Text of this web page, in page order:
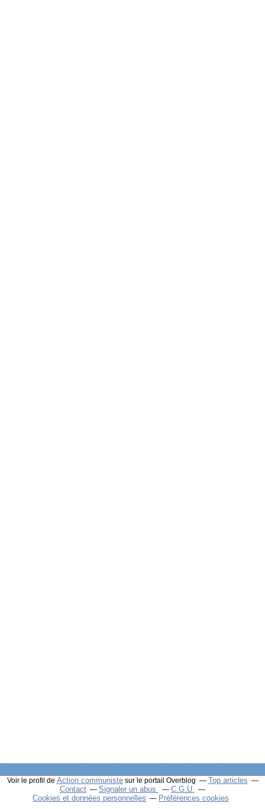
Voir le profil de Action communistesur le portail Overblog
Top articles
Contact
Signaler un abus
C.G.U.
Cookies et données personnelles
Préférences cookies